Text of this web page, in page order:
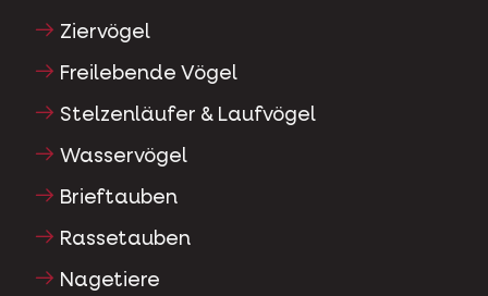
Ziervögel
Freilebende Vögel
Stelzenläufer & Laufvögel
Wasservögel
Brieftauben
Rassetauben
Nagetiere